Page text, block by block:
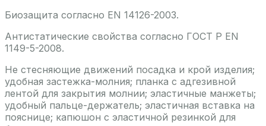
Биозащита согласно EN 14126-2003.
Антистатические свойства согласно ГОСТ Р EN
1149-5-2008.
Не стесняющие движений посадка и крой изделия;
удобная застежка-молния; планка с адгезивной
лентой для закрытия молнии; эластичные манжеты;
удобный пальце-держатель; эластичная вставка на
пояснице; капюшон с эластичной резинкой для